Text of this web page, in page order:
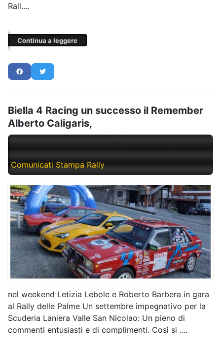
Rall....
Continua a leggere
Biella 4 Racing un successo il Remember
Alberto Caligaris,
Mercoledì, 18 Settembre 2024
Comunicati Stampa Rally
nel weekend Letizia Lebole e Roberto Barbera in gara
al Rally delle Palme Un settembre impegnativo per la
Scuderia Laniera Valle San Nicolao: Un pieno di
commenti entusiasti e di complimenti. Così si ....